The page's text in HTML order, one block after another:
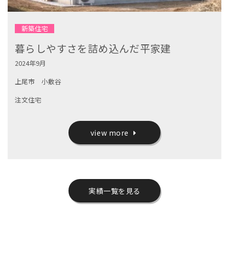
新築住宅
暮らしやすさを詰め込んだ平家建
2024年9月
上尾市 小敷谷
注文住宅
view more
実績一覧を見る